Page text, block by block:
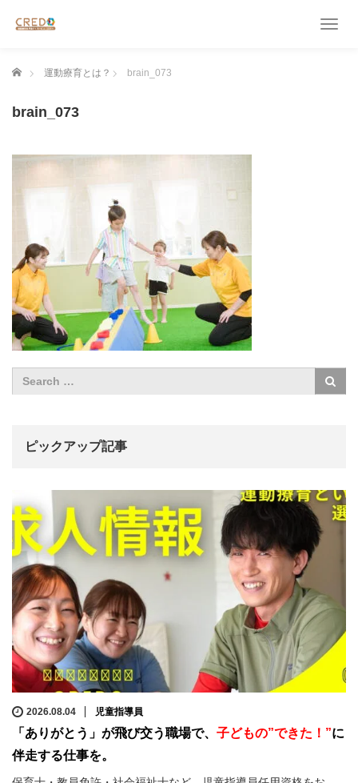
T
ホーム 運動療育とは？ brain_073
brain_073
ピックアップ記事
2026.08.04 児童指導員
「ありがとう」が飛び交う職場で、 子どもの”できた！”に
伴走する仕事を。